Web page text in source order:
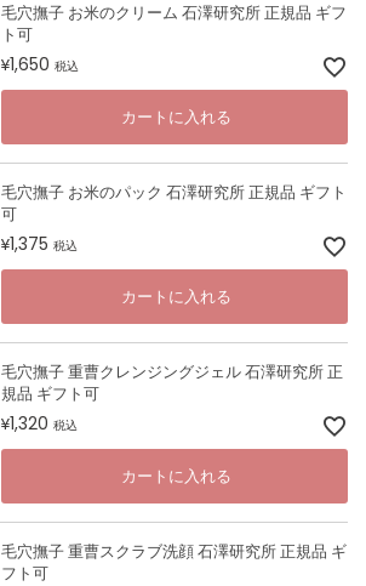
毛穴撫子 お米のクリーム 石澤研究所 正規品 ギフ
ト可
¥1,650 税込
カートに入れる
毛穴撫子 お米のパック 石澤研究所 正規品 ギフト
可
¥1,375 税込
カートに入れる
毛穴撫子 重曹クレンジングジェル 石澤研究所 正
規品 ギフト可
¥1,320 税込
カートに入れる
毛穴撫子 重曹スクラブ洗顔 石澤研究所 正規品 ギ
フト可